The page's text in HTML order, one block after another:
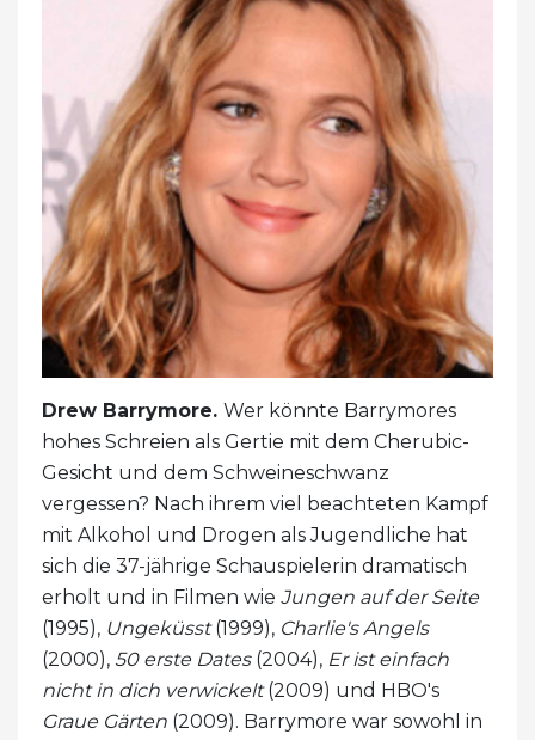
Drew Barrymore. Wer könnte Barrymores
hohes Schreien als Gertie mit dem Cherubic-
Gesicht und dem Schweineschwanz
vergessen? Nach ihrem viel beachteten Kampf
mit Alkohol und Drogen als Jugendliche hat
sich die 37-jährige Schauspielerin dramatisch
erholt und in Filmen wie Jungen auf der Seite
(1995), Ungeküsst(1999), Charlie's Angels
(2000), 50 erste Dates(2004), Er ist einfach
nicht in dich verwickelt(2009) und HBO's
Graue Gärten (2009). Barrymore war sowohl in